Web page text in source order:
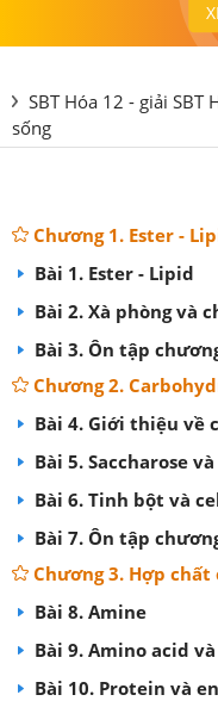
SBT Hóa 12 - giải
sống
Chương 1. Ester -
Bài 1. Ester - Lipid
Bài 2. Xà phòng và
Bài 3. Ôn tập
Chương 2.
Bài 4. Giới thiệu về
Bài 5. Saccharose
Bài 6. Tinh bột và
Bài 7. Ôn tập
Chương 3. Hợp
Bài 8. Amine
Bài 9. Amino acid
Bài 10. Protein và